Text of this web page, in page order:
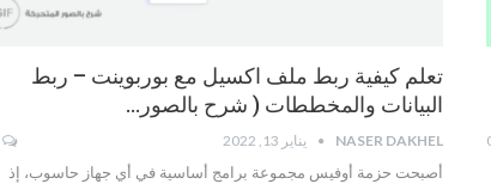
تعلم كيفية ربط ملف اكسيل مع بوربوينت – ربط
البيانات والمخططات ( شرح بالصور…
NASER DAKHEL يناير 13, 2022
أصبحت حزمة أوفيس مجموعة برامج أساسية في أي جهاز حاسوب، إذ